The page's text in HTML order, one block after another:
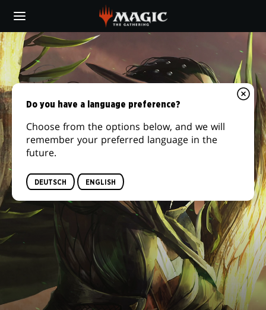
main
content
Do you have a language preference?
Choose from the options below, and we will
remember your preferred language in the
future.
DEUTSCH ENGLISH